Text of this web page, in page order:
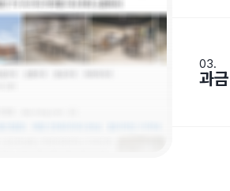
03.
과